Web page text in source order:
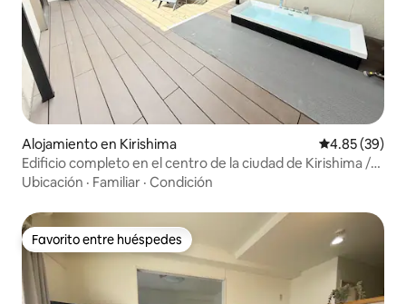
Alojamiento en Kirishima Calificación
4.85 (39)
Edificio completo en el centro de la ciudad de Kirishima /
Sauna privada y amplio departamento de 3 habitaciones,
Proyector /
Ubicación · Familiar · Condición
Favorito entre huéspedes
Favorito entre huéspedes